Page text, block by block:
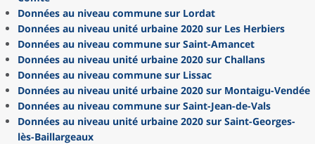
Données au niveau commune sur Lordat
Données au niveau unité urbaine 2020 sur Les Herbiers
Données au niveau commune sur Saint-Amancet
Données au niveau unité urbaine 2020 sur Challans
Données au niveau commune sur Lissac
Données au niveau unité urbaine 2020 sur Montaigu-Vendée
Données au niveau commune sur Saint-Jean-de-Vals
Données au niveau unité urbaine 2020 sur Saint-Georges-
lès-Baillargeaux